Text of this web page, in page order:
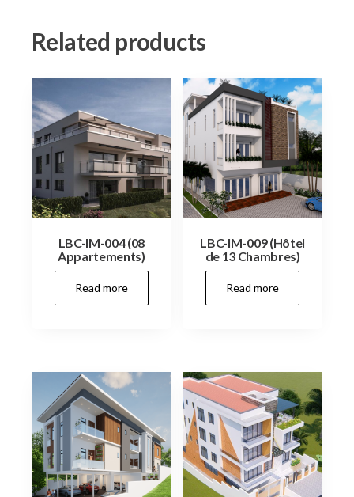
Related products
LBC-IM-004 (08
Appartements)
Read more
LBC-IM-009 (Hôtel
de 13 Chambres)
Read more